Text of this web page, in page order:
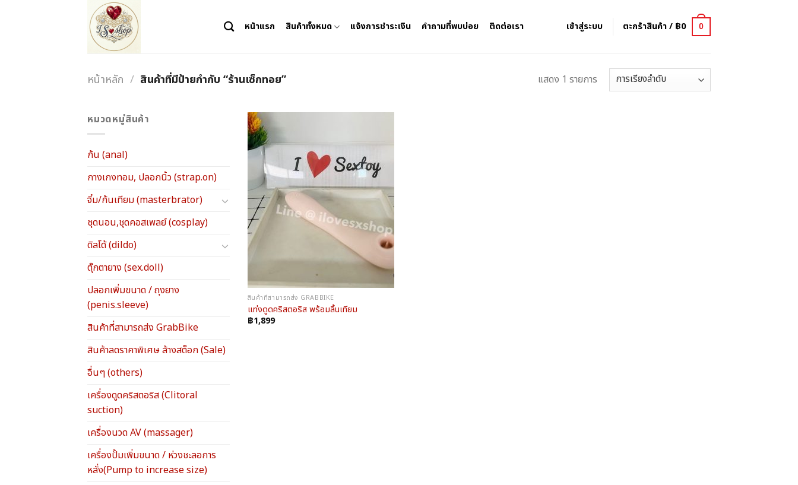
หน้าแรก สินค้าทั้งหมด แจ้งการชำระเงิน คำถามที่พบบ่อย ติดต่อเรา เข้าสู่ระบบ ตะกร้าสินค้า / ฿0 0
หน้าหลัก / สินค้าที่มีป้ายกำกับ “ร้านเซ็กทอย” แสดง 1 รายการ
หมวดหมู่สินค้า
ก้น (anal)
กางเกงทอม, ปลอกนิ้ว (strap.on)
จิ๋ม/ก้นเทียม (masterbrator)
ชุดนอน,ชุดคอสเพลย์ (cosplay)
ดิลโด้ (dildo)
ตุ๊กตายาง (sex.doll)
ปลอกเพิ่มขนาด / ถุงยาง
(penis.sleeve)
สินค้าที่สามารถส่ง GrabBike
สินค้าลดราคาพิเศษ ล้างสต็อก (Sale)
อื่นๆ (others)
เครื่องดูดคริสตอริส (Clitoral
suction)
เครื่องนวด AV (massager)
เครื่องปั้มเพิ่มขนาด / ห่วงชะลอการ
หลั่ง(Pump to increase size)
สินค้าที่สามารถส่ง GRABBIKE
แท่งดูดคริสตอริส พร้อมลิ้นเทียม
฿1,899